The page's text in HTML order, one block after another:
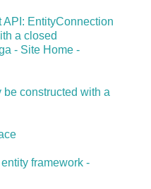
API: EntityConnection
a closed
- Site Home -
constructed with a
framework -